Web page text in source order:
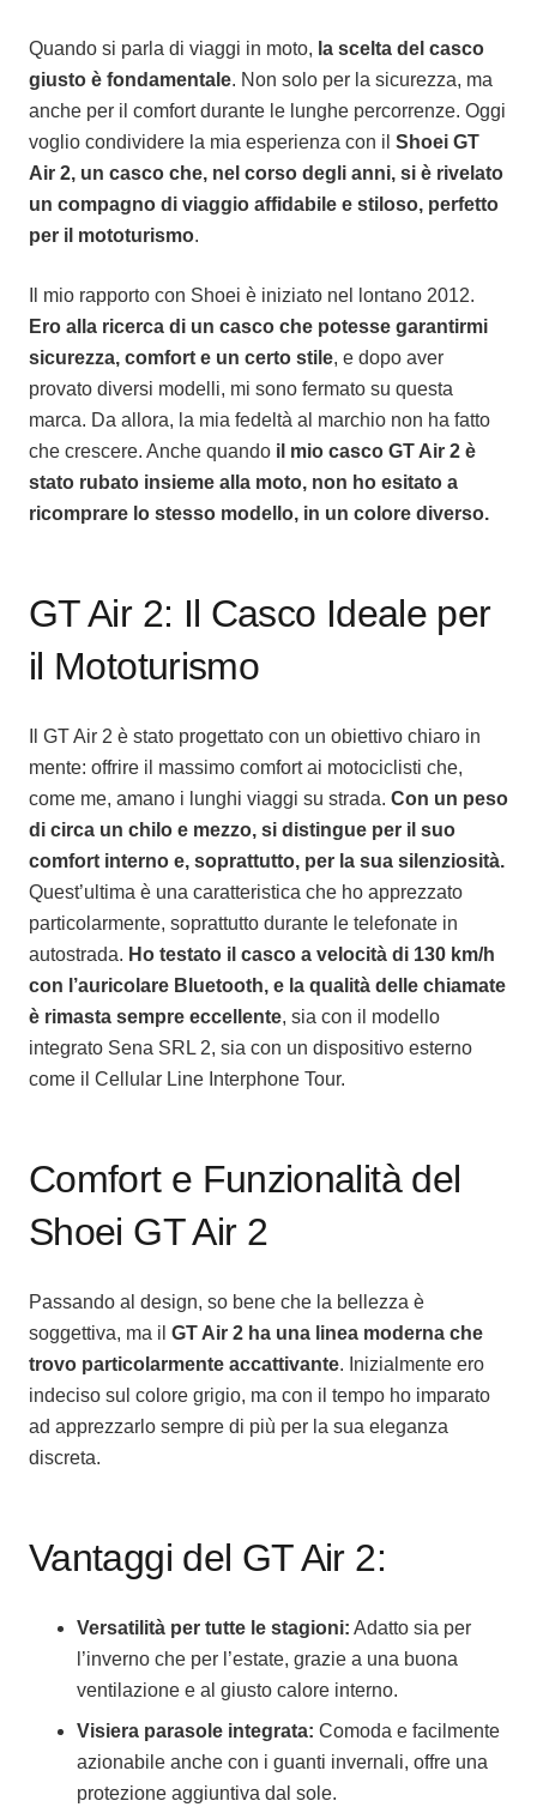
Quando si parla di viaggi in moto, la scelta del casco
giusto è fondamentale. Non solo per la sicurezza, ma
anche per il comfort durante le lunghe percorrenze. Oggi
voglio condividere la mia esperienza con il Shoei GT
Air 2, un casco che, nel corso degli anni, si è rivelato
un compagno di viaggio affidabile e stiloso, perfetto
per il mototurismo.
Il mio rapporto con Shoei è iniziato nel lontano 2012.
Ero alla ricerca di un casco che potesse garantirmi
sicurezza, comfort e un certo stile, e dopo aver
provato diversi modelli, mi sono fermato su questa
marca. Da allora, la mia fedeltà al marchio non ha fatto
che crescere. Anche quando il mio casco GT Air 2 è
stato rubato insieme alla moto, non ho esitato a
ricomprare lo stesso modello, in un colore diverso.
GT Air 2: Il Casco Ideale per
il Mototurismo
Il GT Air 2 è stato progettato con un obiettivo chiaro in
mente: offrire il massimo comfort ai motociclisti che,
come me, amano i lunghi viaggi su strada. Con un peso
di circa un chilo e mezzo, si distingue per il suo
comfort interno e, soprattutto, per la sua silenziosità.
Quest’ultima è una caratteristica che ho apprezzato
particolarmente, soprattutto durante le telefonate in
autostrada. Ho testato il casco a velocità di 130 km/h
con l’auricolare Bluetooth, e la qualità delle chiamate
è rimasta sempre eccellente, sia con il modello
integrato Sena SRL 2, sia con un dispositivo esterno
come il Cellular Line Interphone Tour.
Comfort e Funzionalità del
Shoei GT Air 2
Passando al design, so bene che la bellezza è
soggettiva, ma il GT Air 2 ha una linea moderna che
trovo particolarmente accattivante. Inizialmente ero
indeciso sul colore grigio, ma con il tempo ho imparato
ad apprezzarlo sempre di più per la sua eleganza
discreta.
Vantaggi del GT Air 2:
Versatilità per tutte le stagioni: Adatto sia per
l’inverno che per l’estate, grazie a una buona
ventilazione e al giusto calore interno.
Visiera parasole integrata: Comoda e facilmente
azionabile anche con i guanti invernali, offre una
protezione aggiuntiva dal sole.